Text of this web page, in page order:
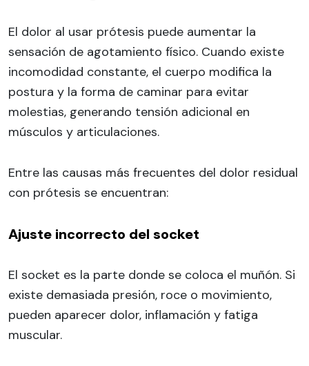
El dolor al usar prótesis puede aumentar la
sensación de agotamiento físico. Cuando existe
incomodidad constante, el cuerpo modifica la
postura y la forma de caminar para evitar
molestias, generando tensión adicional en
músculos y articulaciones.
Entre las causas más frecuentes del dolor residual
con prótesis se encuentran:
Ajuste incorrecto del socket
El socket es la parte donde se coloca el muñón. Si
existe demasiada presión, roce o movimiento,
pueden aparecer dolor, inflamación y fatiga
muscular.